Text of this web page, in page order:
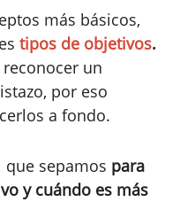
más básicos,
tipos de objetivos.
un
por eso
a fondo.
que sepamos para
y cuándo es más